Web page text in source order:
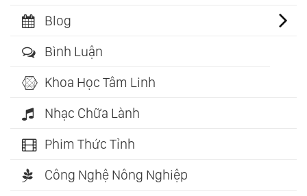
Blog
Bình Luận
Khoa Học Tâm Linh
Nhạc Chữa Lành
Phim Thức Tỉnh
Công Nghệ Nông Nghiệp